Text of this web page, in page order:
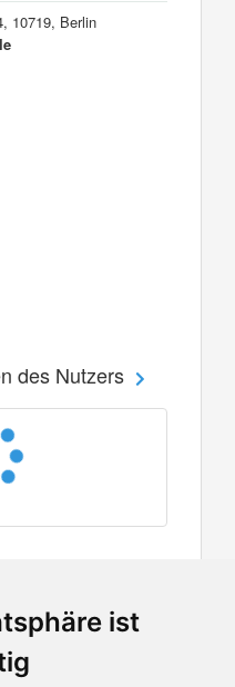
ist
10719, Berlin
des Nutzers